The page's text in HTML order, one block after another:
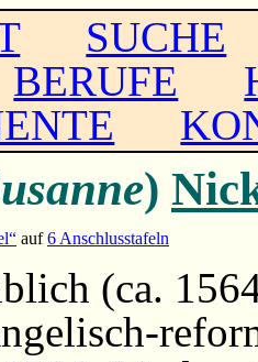
SUCHE
BERUFE
)
auf6 Anschlusstafeln
(ca.